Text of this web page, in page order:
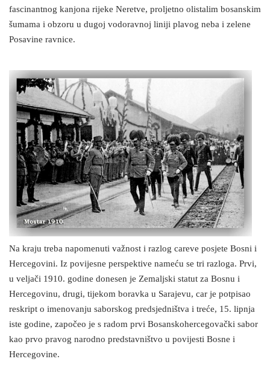
fascinantnog kanjona rijeke Neretve, proljetno olistalim bosanskim
šumama i obzoru u dugoj vodoravnoj liniji plavog neba i zelene
Posavine ravnice.
Na kraju treba napomenuti važnost i razlog careve posjete Bosni i
Hercegovini. Iz povijesne perspektive nameću se tri razloga. Prvi,
u veljači 1910. godine donesen je Zemaljski statut za Bosnu i
Hercegovinu, drugi, tijekom boravka u Sarajevu, car je potpisao
reskript o imenovanju saborskog predsjedništva i treće, 15. lipnja
iste godine, započeo je s radom prvi Bosanskohercegovački sabor
kao prvo pravog narodno predstavništvo u povijesti Bosne i
Hercegovine.